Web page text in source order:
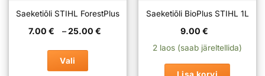
Saeketiõli STIHL ForestPlus
7.00 € –25.00 €
Vali
Saeketiõli BioPlus STIHL 1L
9.00 €
2 laos (saab järeltellida)